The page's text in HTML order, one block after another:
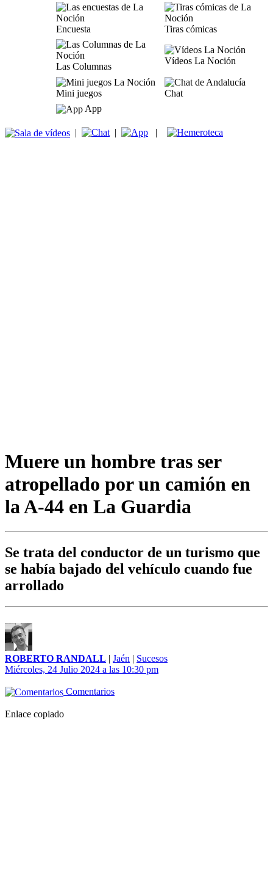
Encuesta Tiras cómicas
Las Columnas
Vídeos La Noción
Mini juegos
Chat
App
| | |
Muere un hombre tras ser
atropellado por un camión en
la A-44 en La Guardia
Se trata del conductor de un turismo que
se había bajado del vehículo cuando fue
arrollado
ROBERTO RANDALL | Jaén | Sucesos
Miércoles, 24 Julio 2024 a las 10:30 pm
Comentarios
Enlace copiado